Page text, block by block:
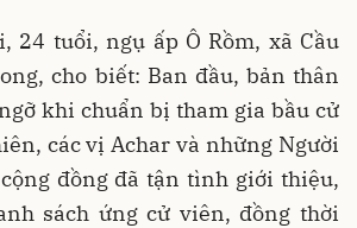
24 tuổi, ngụ ấp Ô Rồm, xã Cầu
cho biết: Ban đầu, bản thân
khi chuẩn bị tham gia bầu cử
các vị Achar và những Người
đồng đã tận tình giới thiệu,
sách ứng cử viên, đồng thời